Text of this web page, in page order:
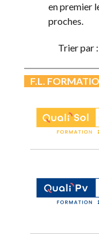
en premier
proches.
Trier par :
F.L.